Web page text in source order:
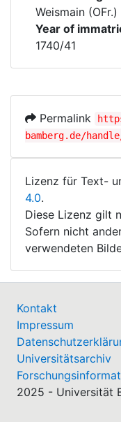
Weismain (OFr.)
Year of
1740/41
Permalink
bamberg.de/
Lizenz für Text-
4.0.
Diese Lizenz gilt
Sofern nicht
verwendeten
Kontakt
Impressum
Universitätsarchiv
2025 - Universität